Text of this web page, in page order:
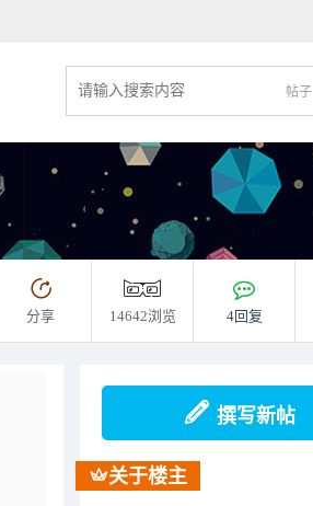
帖子
分享 14642浏览 4回复
撰写新帖
关于楼主